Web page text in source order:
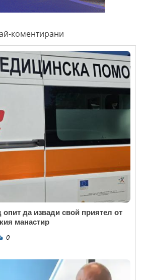
коментирани
опит да извади свой приятел от
манастир
0